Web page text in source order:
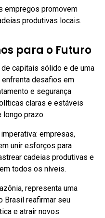
empregos promovem
produtivas locais.
para o Futuro
capitais sólido e de uma
desafios em
e segurança
claras e estáveis
longo prazo.
empresas,
unir esforços para
cadeias produtivas e
todos os níveis.
representa uma
Brasil reafirmar seu
e atrair novos